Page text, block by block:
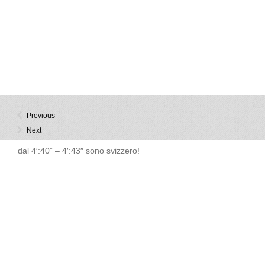
Previous
Next
dal 4′:40” – 4′:43″ sono svizzero!